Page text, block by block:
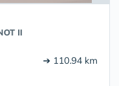
II
➔ 110.94 km